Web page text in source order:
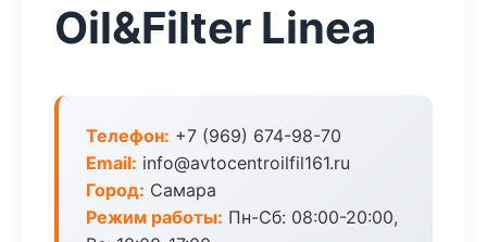
Oil&Filter Linea
Телефон: +7 (969) 674-98-70
Email: info@avtocentroilfil161.ru
Город: Самара
Режим работы: Пн-Сб: 08:00-20:00,